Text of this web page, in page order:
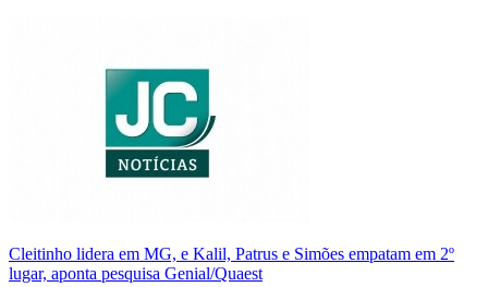
Cleitinho lidera em MG, e Kalil, Patrus e Simões empatam em 2º
lugar, aponta pesquisa Genial/Quaest